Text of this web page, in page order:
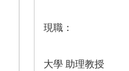
現職：
大學 助理教授